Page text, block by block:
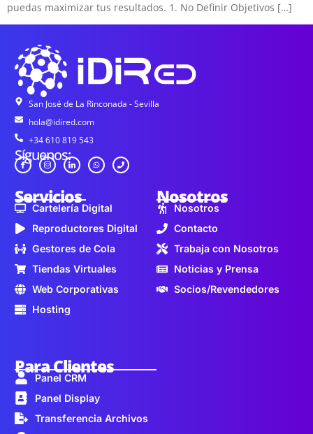
puedas maximizar tus resultados. 1. No Definir Objetivos […]
San José de La Rinconada - Sevilla
hola@idired.com
+34 610 819 543
Síguenos:
Servicios
Cartelería Digital
Reproductores Digital
Gestores de Cola
Tiendas Virtuales
Web Corporativas
Hosting
Nosotros
Nosotros
Contacto
Trabaja con Nosotros
Noticias y Prensa
Socios/Revendedores
Para Clientes
Panel CRM
Panel Display
Transferencia Archivos